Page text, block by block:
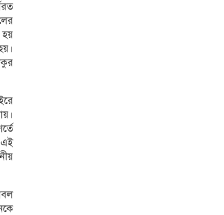
হয়
এই